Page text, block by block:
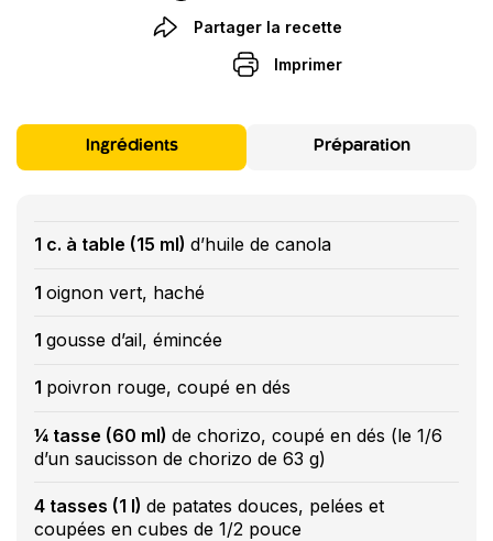
Partager la recette
Imprimer
Ingrédients Préparation
1 c. à table (15 ml) d’huile de canola
1 oignon vert, haché
1 gousse d’ail, émincée
1 poivron rouge, coupé en dés
¼ tasse (60 ml) de chorizo, coupé en dés (le 1/6
d’un saucisson de chorizo de 63 g)
4 tasses (1 l) de patates douces, pelées et
coupées en cubes de 1/2 pouce